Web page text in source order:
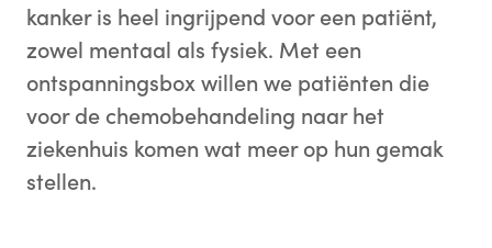
kanker is heel ingrijpend voor een patiënt,
zowel mentaal als fysiek. Met een
ontspanningsbox willen we patiënten die
voor de chemobehandeling naar het
ziekenhuis komen wat meer op hun gemak
stellen.